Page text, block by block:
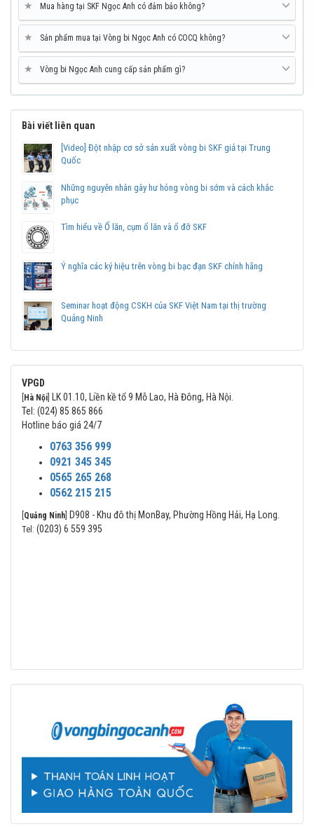
sản phẩm chính hãng.
Mua vòng bi bạc đạn SKF 7313 BECBM chính hãng ở
đâu uy tín?
Vòng bi Ngọc Anh là đại lý ủy quyền SKF tại Việt Nam.
Chuyên phân phối các sản phẩm SKF chính hãng, giá cạnh
Liên hệ vớiVòng bi Ngọc Anh để có báo giá tốt nhất vòng
★ Mua hàng tại SKF Ngọc Anh có đảm bảo không?
★ Sản phẩm mua tại Vòng bi Ngọc Anh có COCQ không?
★ Vòng bi Ngọc Anh cung cấp sản phẩm gì?
Bài viết liên quan
[Video] Đột nhập cơ sở sản xuất vòng bi SKF giả tại Trung
Quốc
Những nguyên nhân gây hư hỏng vòng bi sớm và cách khắc
phục
Tìm hiểu về Ổ lăn, cụm ổ lăn và ổ đỡ SKF
Ý nghĩa các ký hiệu trên vòng bi bạc đạn SKF chính hãng
Seminar hoạt động CSKH của SKF Việt Nam tại thị trường
Quảng Ninh
VPGD
Hà Nội
LK 01.10, Liền kề tổ 9 Mỗ Lao, Hà Đông, Hà Nội.
Tel: (024) 85 865 866
Hotline báo giá 24/7
0763 356 999
0921 345 345
0565 265 268
0562 215 215
Quảng Ninh D908 - Khu đô thị MonBay, Phường Hồng Hải, Hạ Long.
Tel: (0203) 6 559 395